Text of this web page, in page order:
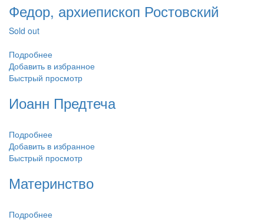
Федор, архиепископ Ростовский
Sold out
Подробнее
Добавить в избранное
Быстрый просмотр
Иоанн Предтеча
Подробнее
Добавить в избранное
Быстрый просмотр
Материнство
Подробнее